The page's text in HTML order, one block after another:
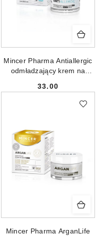
Mincer Pharma Antiallergic
odmładzający krem na
zaczerwienieniom No.1102
Cena:
33.00
Mincer Pharma ArganLife